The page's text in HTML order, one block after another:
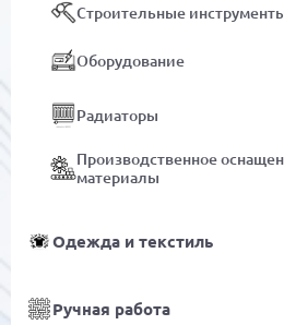
Строительные
Оборудование
Радиаторы
Производственное
материалы
Одежда и текстиль
Ручная работа